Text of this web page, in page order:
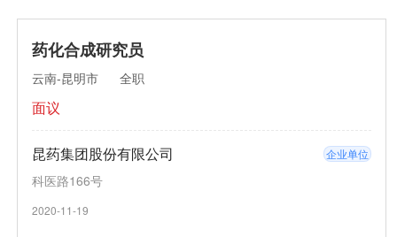
药化合成研究员
云南-昆明市 全职
面议
昆药集团股份有限公司 企业单位
科医路166号
2020-11-19